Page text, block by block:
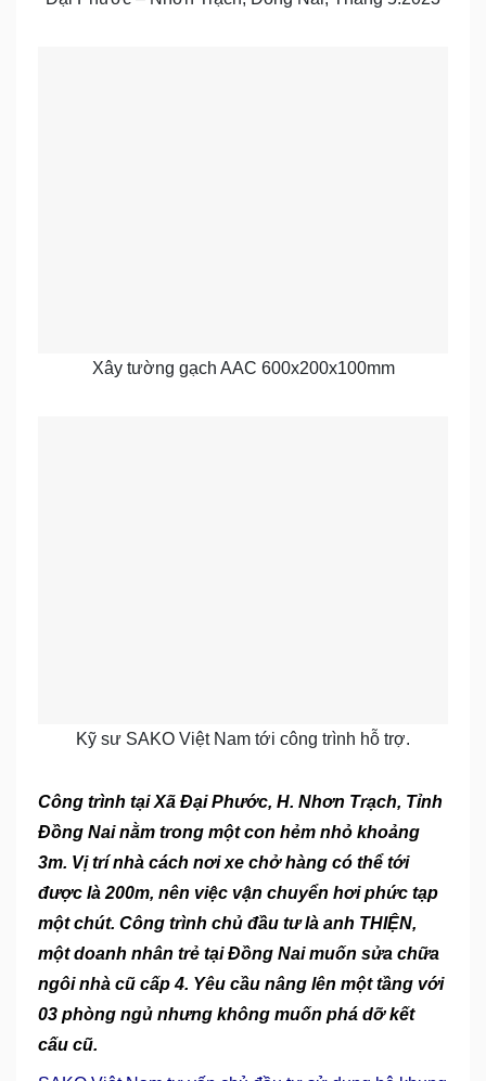
Xây tường gạch AAC 600x200x100mm
Kỹ sư SAKO Việt Nam tới công trình hỗ trợ.
Công trình tại Xã Đại Phước, H. Nhơn Trạch, Tỉnh
Đồng Nai nằm trong một con hẻm nhỏ khoảng
3m. Vị trí nhà cách nơi xe chở hàng có thể tới
được là 200m, nên việc vận chuyển hơi phức tạp
một chút. Công trình chủ đầu tư là anh THIỆN,
một doanh nhân trẻ tại Đồng Nai muốn sửa chữa
ngôi nhà cũ cấp 4. Yêu cầu nâng lên một tầng với
03 phòng ngủ nhưng không muốn phá dỡ kết
cấu cũ.